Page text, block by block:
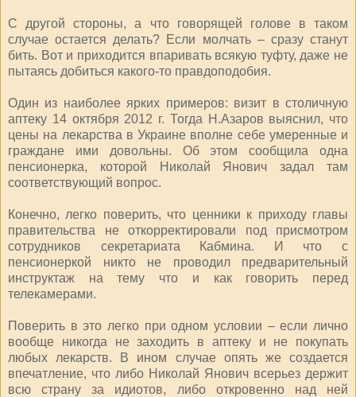
С другой стороны, а что говорящей голове в таком
случае остается делать? Если молчать – сразу станут
бить. Вот и приходится впаривать всякую туфту, даже не
пытаясь добиться какого-то правдоподобия.
Один из наиболее ярких примеров: визит в столичную
аптеку 14 октября 2012 г. Тогда Н.Азаров выяснил, что
цены на лекарства в Украине вполне себе умеренные и
граждане ими довольны. Об этом сообщила одна
пенсионерка, которой Николай Янович задал там
соответствующий вопрос.
Конечно, легко поверить, что ценники к приходу главы
правительства не откорректировали под присмотром
сотрудников секретариата Кабмина. И что с
пенсионеркой никто не проводил предварительный
инструктаж на тему что и как говорить перед
телекамерами.
Поверить в это легко при одном условии – если лично
вообще никогда не заходить в аптеку и не покупать
любых лекарств. В ином случае опять же создается
впечатление, что либо Николай Янович всерьез держит
всю страну за идиотов, либо откровенно над ней